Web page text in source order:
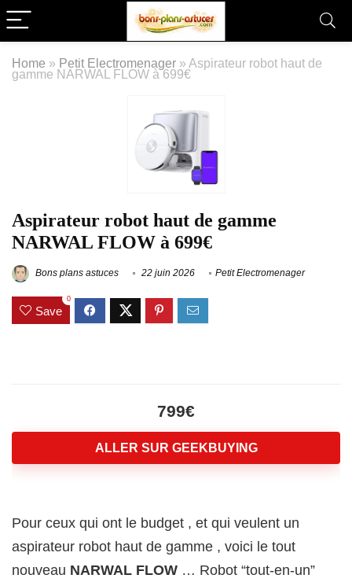
Home » Petit Electromenager » Aspirateur robot haut de
gamme NARWAL FLOW à 699€
Aspirateur robot haut de gamme
NARWAL FLOW à 699€
Bons plans astuces 22 juin 2026 Petit Electromenager
Save
0
799€
ALLER SUR GEEKBUYING
Pour ceux qui ont le budget , et qui veulent un
aspirateur robot haut de gamme , voici le tout
nouveau NARWAL FLOW … Robot “tout‑en‑un”